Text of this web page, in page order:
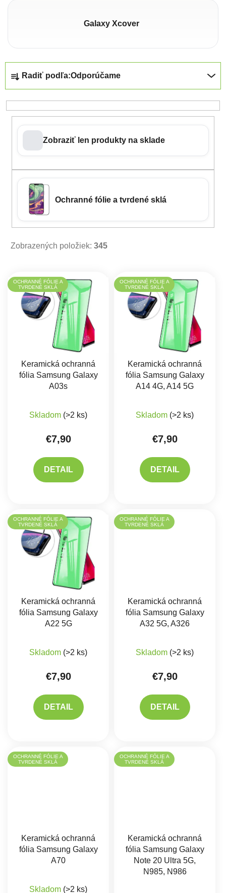
Galaxy Xcover
Radiť podľa:Odporúčame
Zobraziť len produkty na sklade
Ochranné fólie a tvrdené sklá
Zobrazených položiek: 345
Výpis produktov
OCHRANNÉ FÓLIE A
TVRDENÉ SKLÁ
Keramická ochranná
fólia Samsung Galaxy
A03s
Skladom (>2 ks)
€7,90
DETAIL
OCHRANNÉ FÓLIE A
TVRDENÉ SKLÁ
Keramická ochranná
fólia Samsung Galaxy
A14 4G, A14 5G
Skladom (>2 ks)
€7,90
DETAIL
OCHRANNÉ FÓLIE A
TVRDENÉ SKLÁ
Keramická ochranná
fólia Samsung Galaxy
A22 5G
Skladom (>2 ks)
€7,90
DETAIL
OCHRANNÉ FÓLIE A
TVRDENÉ SKLÁ
Keramická ochranná
fólia Samsung Galaxy
A32 5G, A326
Skladom (>2 ks)
€7,90
DETAIL
OCHRANNÉ FÓLIE A
TVRDENÉ SKLÁ
Keramická ochranná
fólia Samsung Galaxy
A70
Skladom (>2 ks)
OCHRANNÉ FÓLIE A
TVRDENÉ SKLÁ
Keramická ochranná
fólia Samsung Galaxy
Note 20 Ultra 5G,
N985, N986